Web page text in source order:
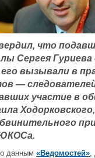
что
Сергея
его вызывали в
—
участие в
данным «Ведомостей»,